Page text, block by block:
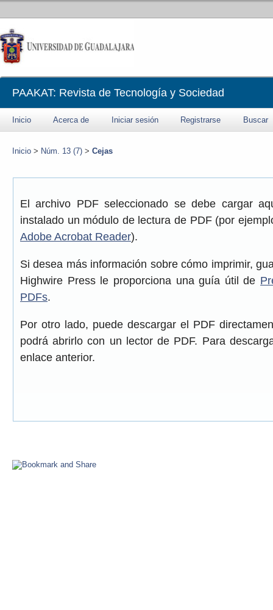
PAAKAT: Revista de Tecnología y Sociedad
Inicio Acerca de Iniciar sesión Registrarse Buscar
Inicio > Núm. 13 (7) > Cejas
El archivo PDF seleccionado se debe cargar
instalado un módulo de lectura de PDF (por
Adobe Acrobat Reader).
Si desea más información sobre cómo imprimir,
Highwire Press le proporciona una guía útil de
PDFs.
Por otro lado, puede descargar el PDF
podrá abrirlo con un lector de PDF. Para
enlace anterior.